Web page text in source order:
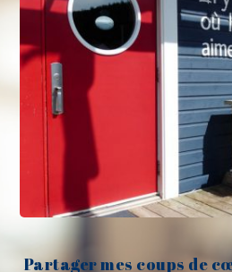
Partager mes coups de